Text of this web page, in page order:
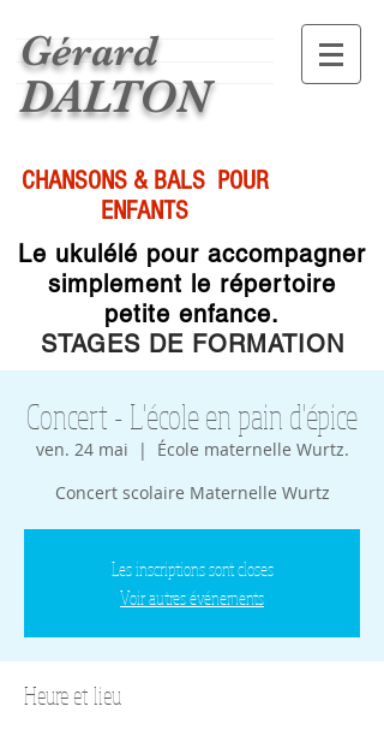
Gérard
DALTON
CHANSONS & BALS POUR
ENFANTS
Le ukulélé pour accompagner
simplement le répertoire
petite enfance.
STAGES DE FORMATION
Concert - L'école en pain d'épice
ven. 24 mai
  |
École maternelle Wurtz.
Concert scolaire Maternelle Wurtz
Les inscriptions sont closes
Voir autres événements
Heure et lieu